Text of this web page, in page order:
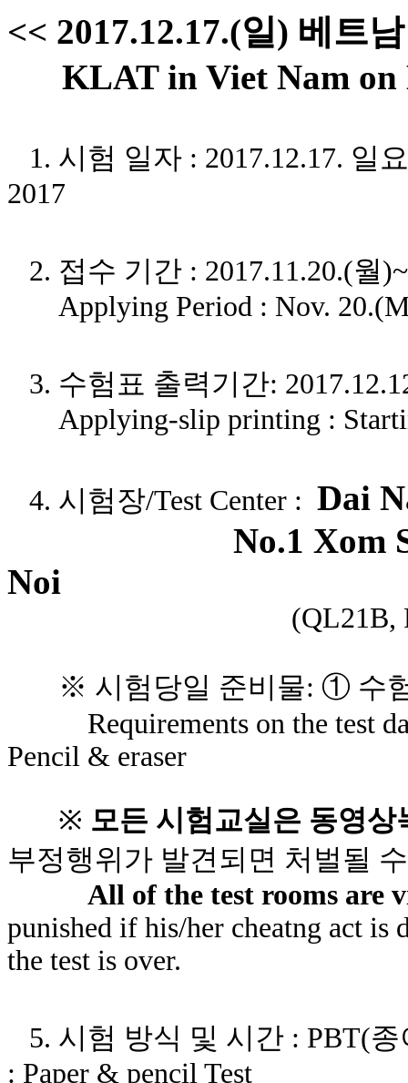
<< 2017.12.17.(일) 베트
KLAT in Viet Nam on
1. 시험 일자 : 2017.12.17. 일
2017
2. 접수 기간 : 2017.11.20.(월
Applying Period : Nov.
3. 수험표 출력기간:
Applying-slip printing :
4. 시험장/Test Center : Dai
No.1 Xom
Noi
(QL21B,
※ 시험당일 준비물: ① 수
Requirements on the test
Pencil & eraser
※ 모든 시험교실은 동영상
부정행위가 발견되면 처벌될
All of the test rooms are
punished if his/her cheatng act is
the test is over.
5. 시험 방식 및 시간 : PBT(종
: Paper & pencil Test